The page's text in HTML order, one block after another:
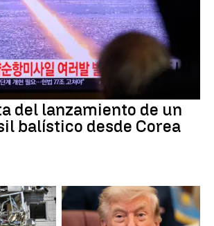
del lanzamiento de un
balístico desde Corea